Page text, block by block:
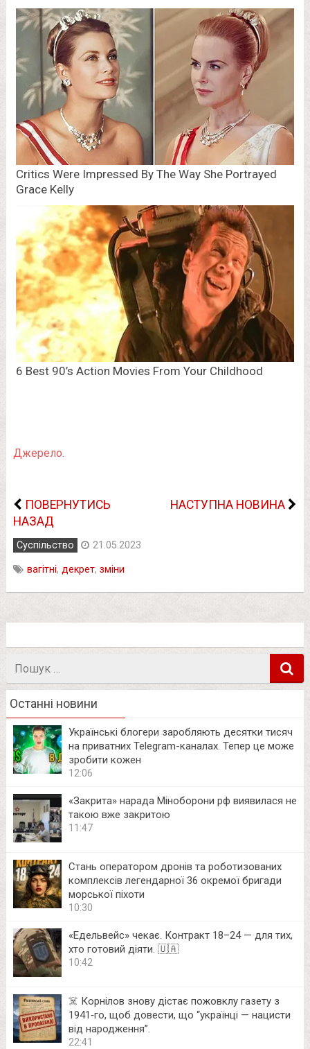
Джерело.
ПОВЕРНУТИСЬ
НАЗАД
НАСТУПНА НОВИНА
Суспільство 21.05.2023
вагітні, декрет, зміни
Останні новини
Українські блогери заробляють десятки тисяч
на приватних Telegram-каналах. Тепер це може
зробити кожен
12:06
«Закрита» нарада Міноборони рф виявилася не
такою вже закритою
11:47
Стань оператором дронів та роботизованих
комплексів легендарної 36 окремої бригади
морської піхоти
10:30
«Едельвейс» чекає. Контракт 18–24 — для тих,
хто готовий діяти. 🇺🇦
10:42
☠️ Корнілов знову дістає пожовклу газету з
1941‑го, щоб довести, що “українці — нацисти
від народження”.
22:41